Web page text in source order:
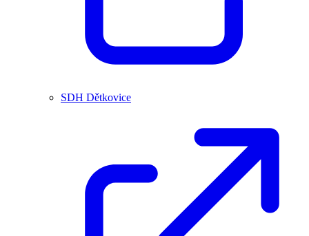
SDH Dětkovice